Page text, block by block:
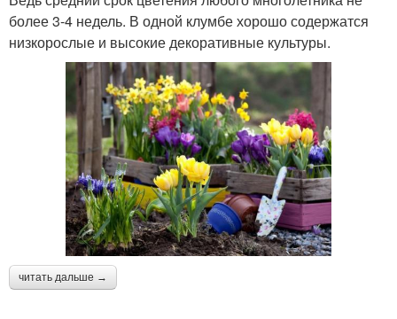
более 3-4 недель. В одной клумбе хорошо содержатся
низкорослые и высокие декоративные культуры.
читать дальше →